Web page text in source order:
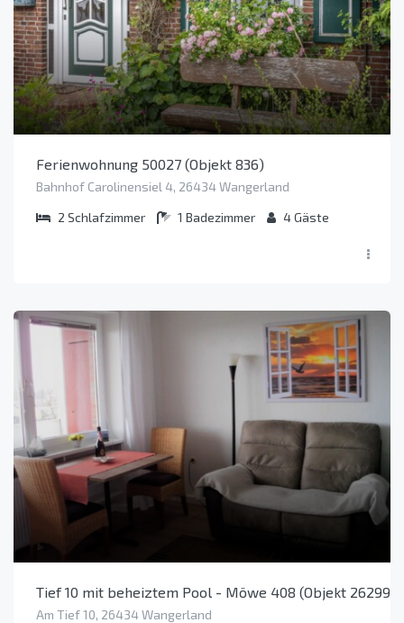
Ferienwohnung 50027 (Objekt 836)
Bahnhof Carolinensiel 4, 26434 Wangerland
2 Schlafzimmer 1 Badezimmer 4Gäste
Tief 10 mit beheiztem Pool - Möwe 408 (Objekt 26299)
Am Tief 10, 26434 Wangerland